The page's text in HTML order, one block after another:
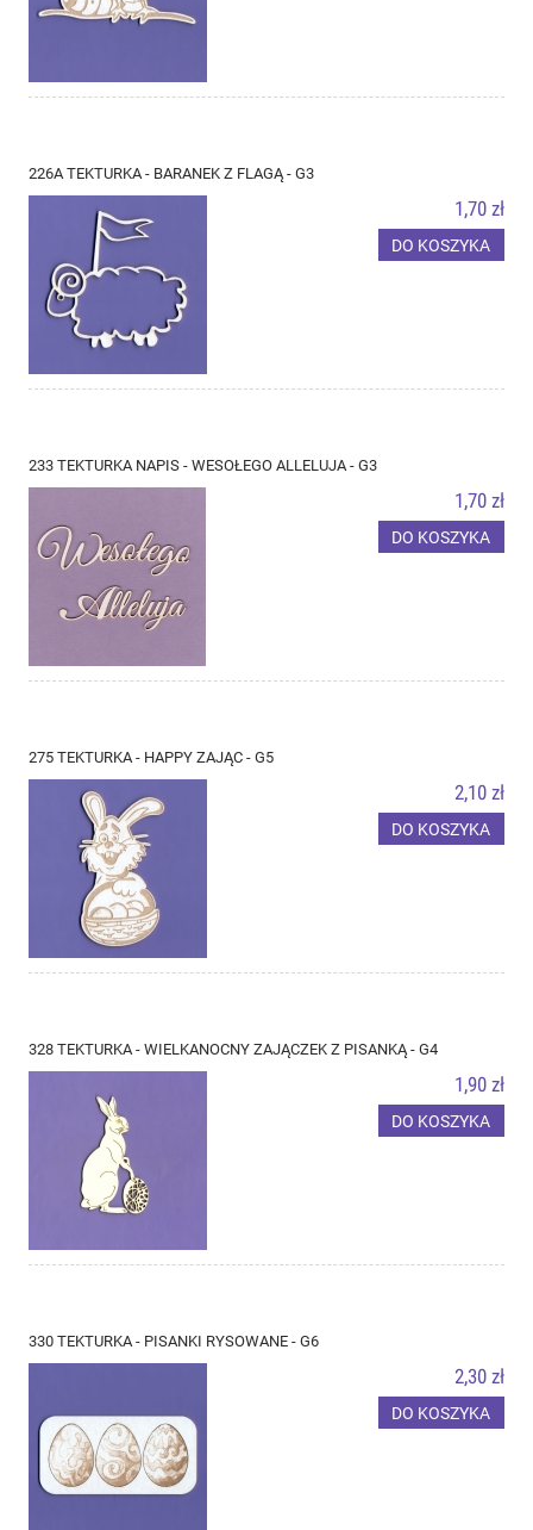
226A TEKTURKA - BARANEK Z FLAGĄ - G3
1,70 zł
DO KOSZYKA
233 TEKTURKA NAPIS - WESOŁEGO ALLELUJA - G3
1,70 zł
DO KOSZYKA
275 TEKTURKA - HAPPY ZAJĄC - G5
2,10 zł
DO KOSZYKA
328 TEKTURKA - WIELKANOCNY ZAJĄCZEK Z PISANKĄ - G4
1,90 zł
DO KOSZYKA
330 TEKTURKA - PISANKI RYSOWANE - G6
2,30 zł
DO KOSZYKA